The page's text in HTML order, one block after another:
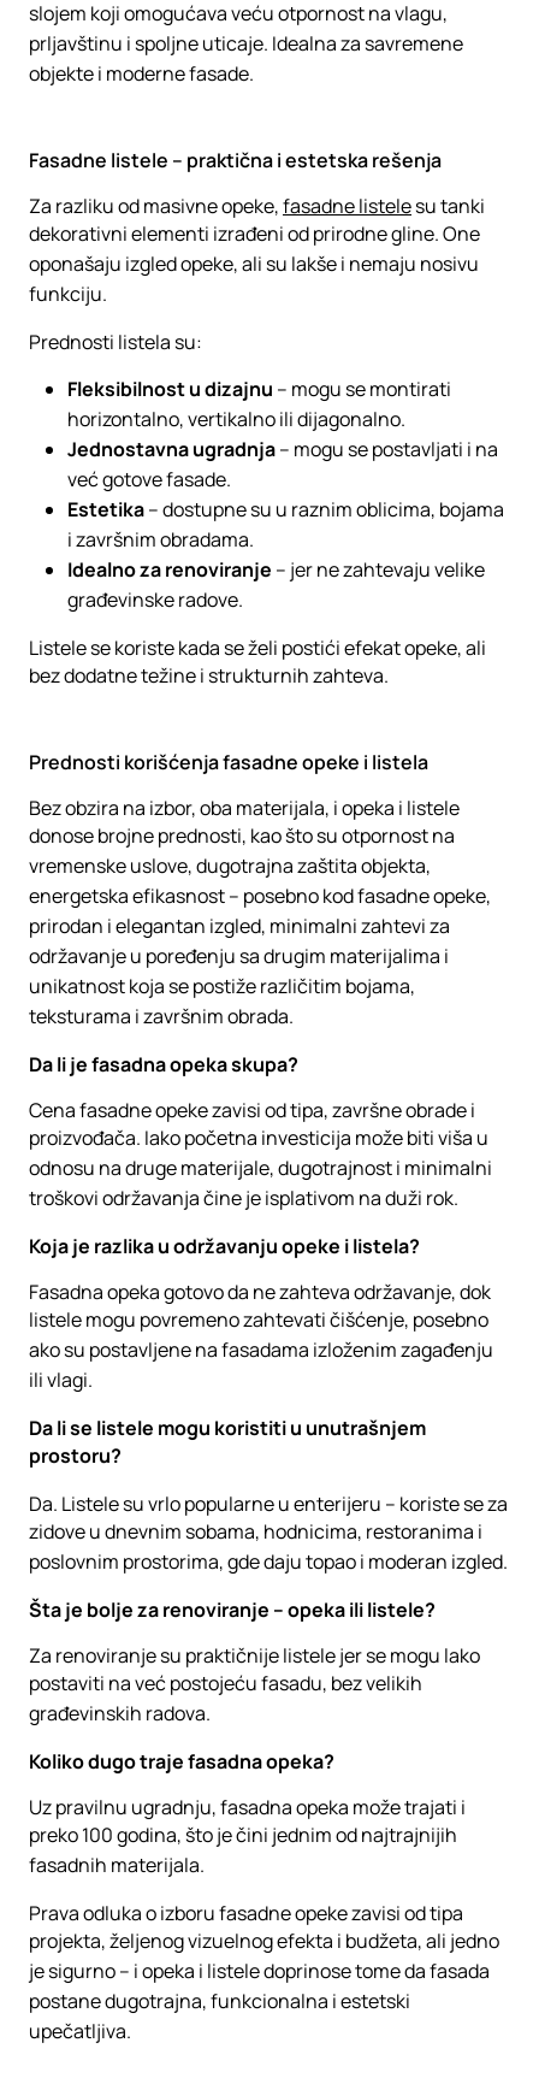
slojem koji omogućava veću otpornost na vlagu,
prljavštinu i spoljne uticaje. Idealna za savremene
objekte i moderne fasade.
Fasadne listele – praktična i estetska rešenja
Za razliku od masivne opeke,fasadne listelesu tanki
dekorativni elementi izrađeni od prirodne gline. One
oponašaju izgled opeke, ali su lakše i nemaju nosivu
funkciju.
Prednosti listela su:
Fleksibilnost u dizajnu – mogu se montirati
horizontalno, vertikalno ili dijagonalno.
Jednostavna ugradnja– mogu se postavljati i na
već gotove fasade.
Estetika– dostupne su u raznim oblicima, bojama
i završnim obradama.
Idealno za renoviranje – jer ne zahtevaju velike
građevinske radove.
Listele se koriste kada se želi postići efekat opeke, ali
bez dodatne težine i strukturnih zahteva.
Prednosti korišćenja fasadne opeke i listela
Bez obzira na izbor, oba materijala, i opeka i listele
donose brojne prednosti, kao što su otpornost na
vremenske uslove, dugotrajna zaštita objekta,
energetska efikasnost – posebno kod fasadne opeke,
prirodan i elegantan izgled, minimalni zahtevi za
održavanje u poređenju sa drugim materijalima i
unikatnost koja se postiže različitim bojama,
teksturama i završnim obrada.
Da li je fasadna opeka skupa?
Cena fasadne opeke zavisi od tipa, završne obrade i
proizvođača. Iako početna investicija može biti viša u
odnosu na druge materijale, dugotrajnost i minimalni
troškovi održavanja čine je isplativom na duži rok.
Koja je razlika u održavanju opeke i listela?
Fasadna opeka gotovo da ne zahteva održavanje, dok
listele mogu povremeno zahtevati čišćenje, posebno
ako su postavljene na fasadama izloženim zagađenju
ili vlagi.
Da li se listele mogu koristiti u unutrašnjem
prostoru?
Da. Listele su vrlo popularne u enterijeru – koriste se za
zidove u dnevnim sobama, hodnicima, restoranima i
poslovnim prostorima, gde daju topao i moderan izgled.
Šta je bolje za renoviranje – opeka ili listele?
Za renoviranje su praktičnije listele jer se mogu lako
postaviti na već postojeću fasadu, bez velikih
građevinskih radova.
Koliko dugo traje fasadna opeka?
Uz pravilnu ugradnju, fasadna opeka može trajati i
preko 100 godina, što je čini jednim od najtrajnijih
fasadnih materijala.
Prava odluka o izboru fasadne opeke zavisi od tipa
projekta, željenog vizuelnog efekta i budžeta, ali jedno
je sigurno – i opeka i listele doprinose tome da fasada
postane dugotrajna, funkcionalna i estetski
upečatljiva.